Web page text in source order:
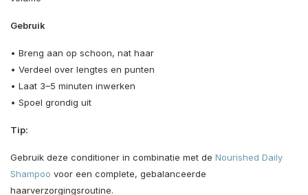
Gebruik
• Breng aan op schoon, nat haar
• Verdeel over lengtes en punten
• Laat 3–5 minuten inwerken
• Spoel grondig uit
Tip:
Gebruik deze conditioner in combinatie met de Nourished Daily
Shampoo voor een complete, gebalanceerde
haarverzorgingsroutine.